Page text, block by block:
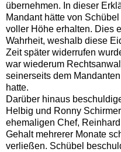
übernehmen. In dieser
Mandant hätte von
voller Höhe erhalten. Dies
Wahrheit, weshalb diese
Zeit später widerrufen
war wiederum
seinerseits dem
hatte.
Darüber hinaus
Helbig und Ronny
ehemaligen Chef,
Gehalt mehrerer Monate
verließen. Schübel